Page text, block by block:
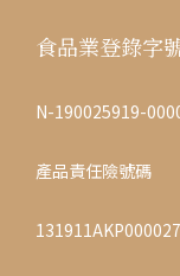
食品業登錄字
N-190025919-
產品責任險號碼